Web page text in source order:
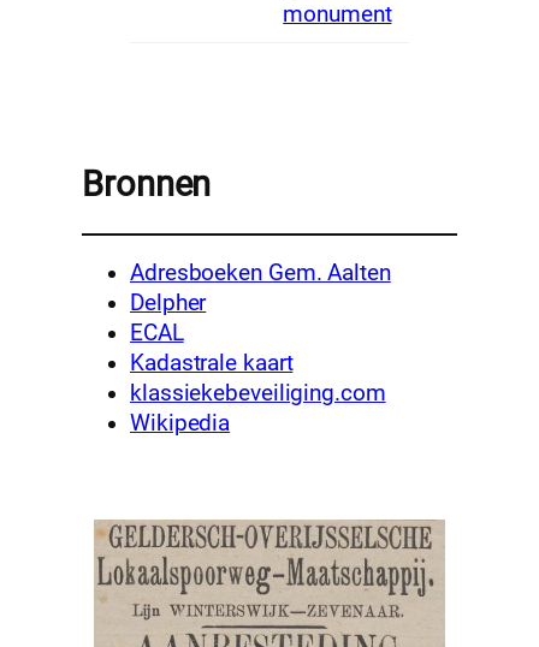
monument
Bronnen
Adresboeken Gem. Aalten
Delpher
ECAL
Kadastrale kaart
klassiekebeveiliging.com
Wikipedia